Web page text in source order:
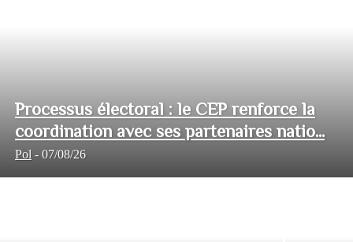
Processus électoral : le CEP renforce la
coordination avec ses partenaires natio...
Pol - 07/08/26